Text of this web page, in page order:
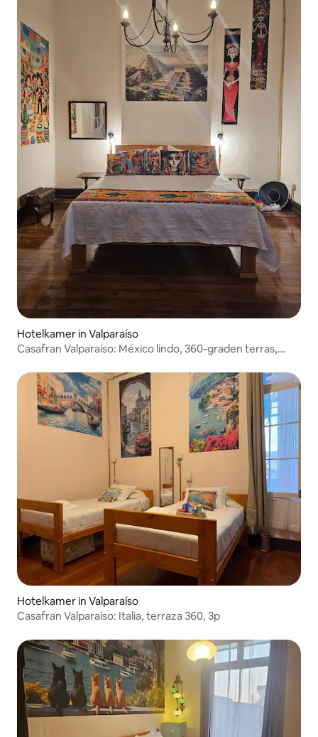
Hotelkamer in Valparaíso
Casafran Valparaíso: México lindo, 360-graden terras,
Hotelkamer in Valparaíso
Casafran Valparaíso: Italia, terraza 360, 3p